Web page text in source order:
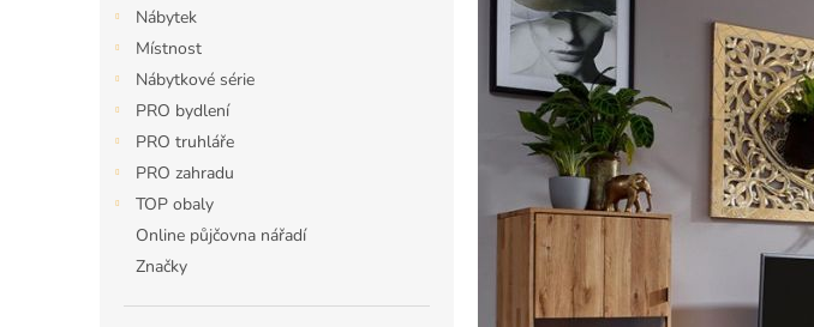
Nábytek
Místnost
Nábytkové série
PRO bydlení
PRO truhláře
PRO zahradu
TOP obaly
Online půjčovna nářadí
Značky